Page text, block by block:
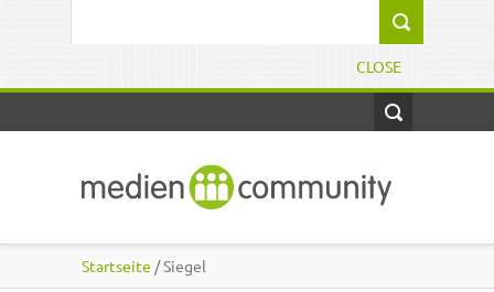
CLOSE
Startseite / Siegel